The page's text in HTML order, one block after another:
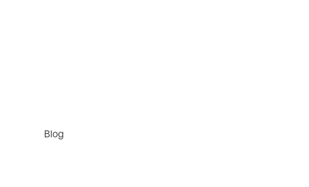
Blog